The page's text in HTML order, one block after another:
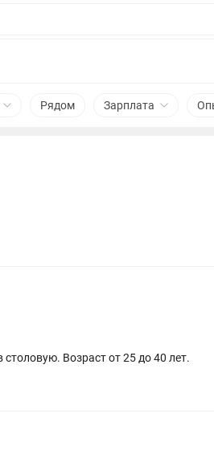
Рядом Зарплата
Возраст от 25 до 40 лет.